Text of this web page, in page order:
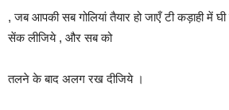
, जब आपकी सब गोलियां तैयार हो जाएँ टी कड़ाही में
सेंक लीजिये , और सब को
तलने के बाद अलग रख दीजिये ।